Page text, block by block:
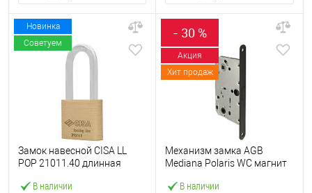
Новинка
Советуем
В наличии
Замок навесной CISA LL
POP 21011.40 длинная
- 30 %
Акция
Хит продаж
В наличии
Механизм замка AGB
Mediana Polaris WC магнит